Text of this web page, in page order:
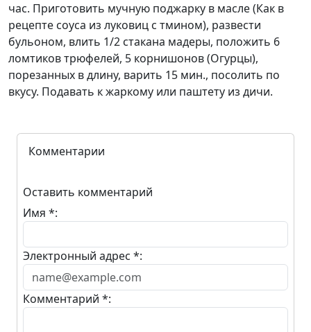
час. Приготовить мучную поджарку в масле (Как в
рецепте соуса из луковиц с тмином), развести
бульоном, влить 1/2 стакана мадеры, положить 6
ломтиков трюфелей, 5 корнишонов (Огурцы),
порезанных в длину, варить 15 мин., посолить по
вкусу. Подавать к жаркому или паштету из дичи.
Комментарии
Оставить комментарий
Имя *:
Электронный адрес *:
Комментарий *: